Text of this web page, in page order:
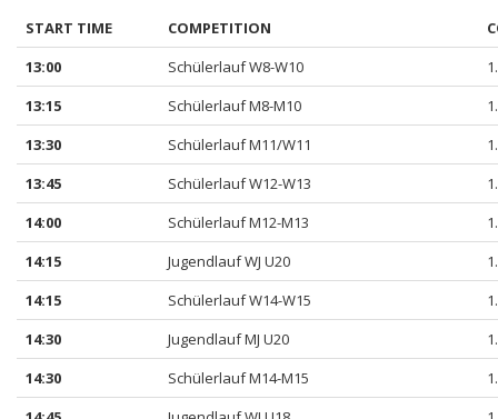
START TIME COMPETITION
13:00
Schülerlauf W8-W10
13:15
Schülerlauf M8-M10
13:30
Schülerlauf M11/W11
13:45
Schülerlauf W12-W13
14:00
Schülerlauf M12-M13
14:15
Jugendlauf WJ U20
14:15
Schülerlauf W14-W15
14:30
Jugendlauf MJ U20
14:30
Schülerlauf M14-M15